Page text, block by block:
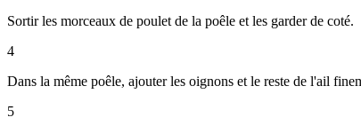
Sortir les morceaux de poulet de la poêle et les garder de coté.
4
Dans la même poêle, ajouter les oignons et le reste de l'ail
5